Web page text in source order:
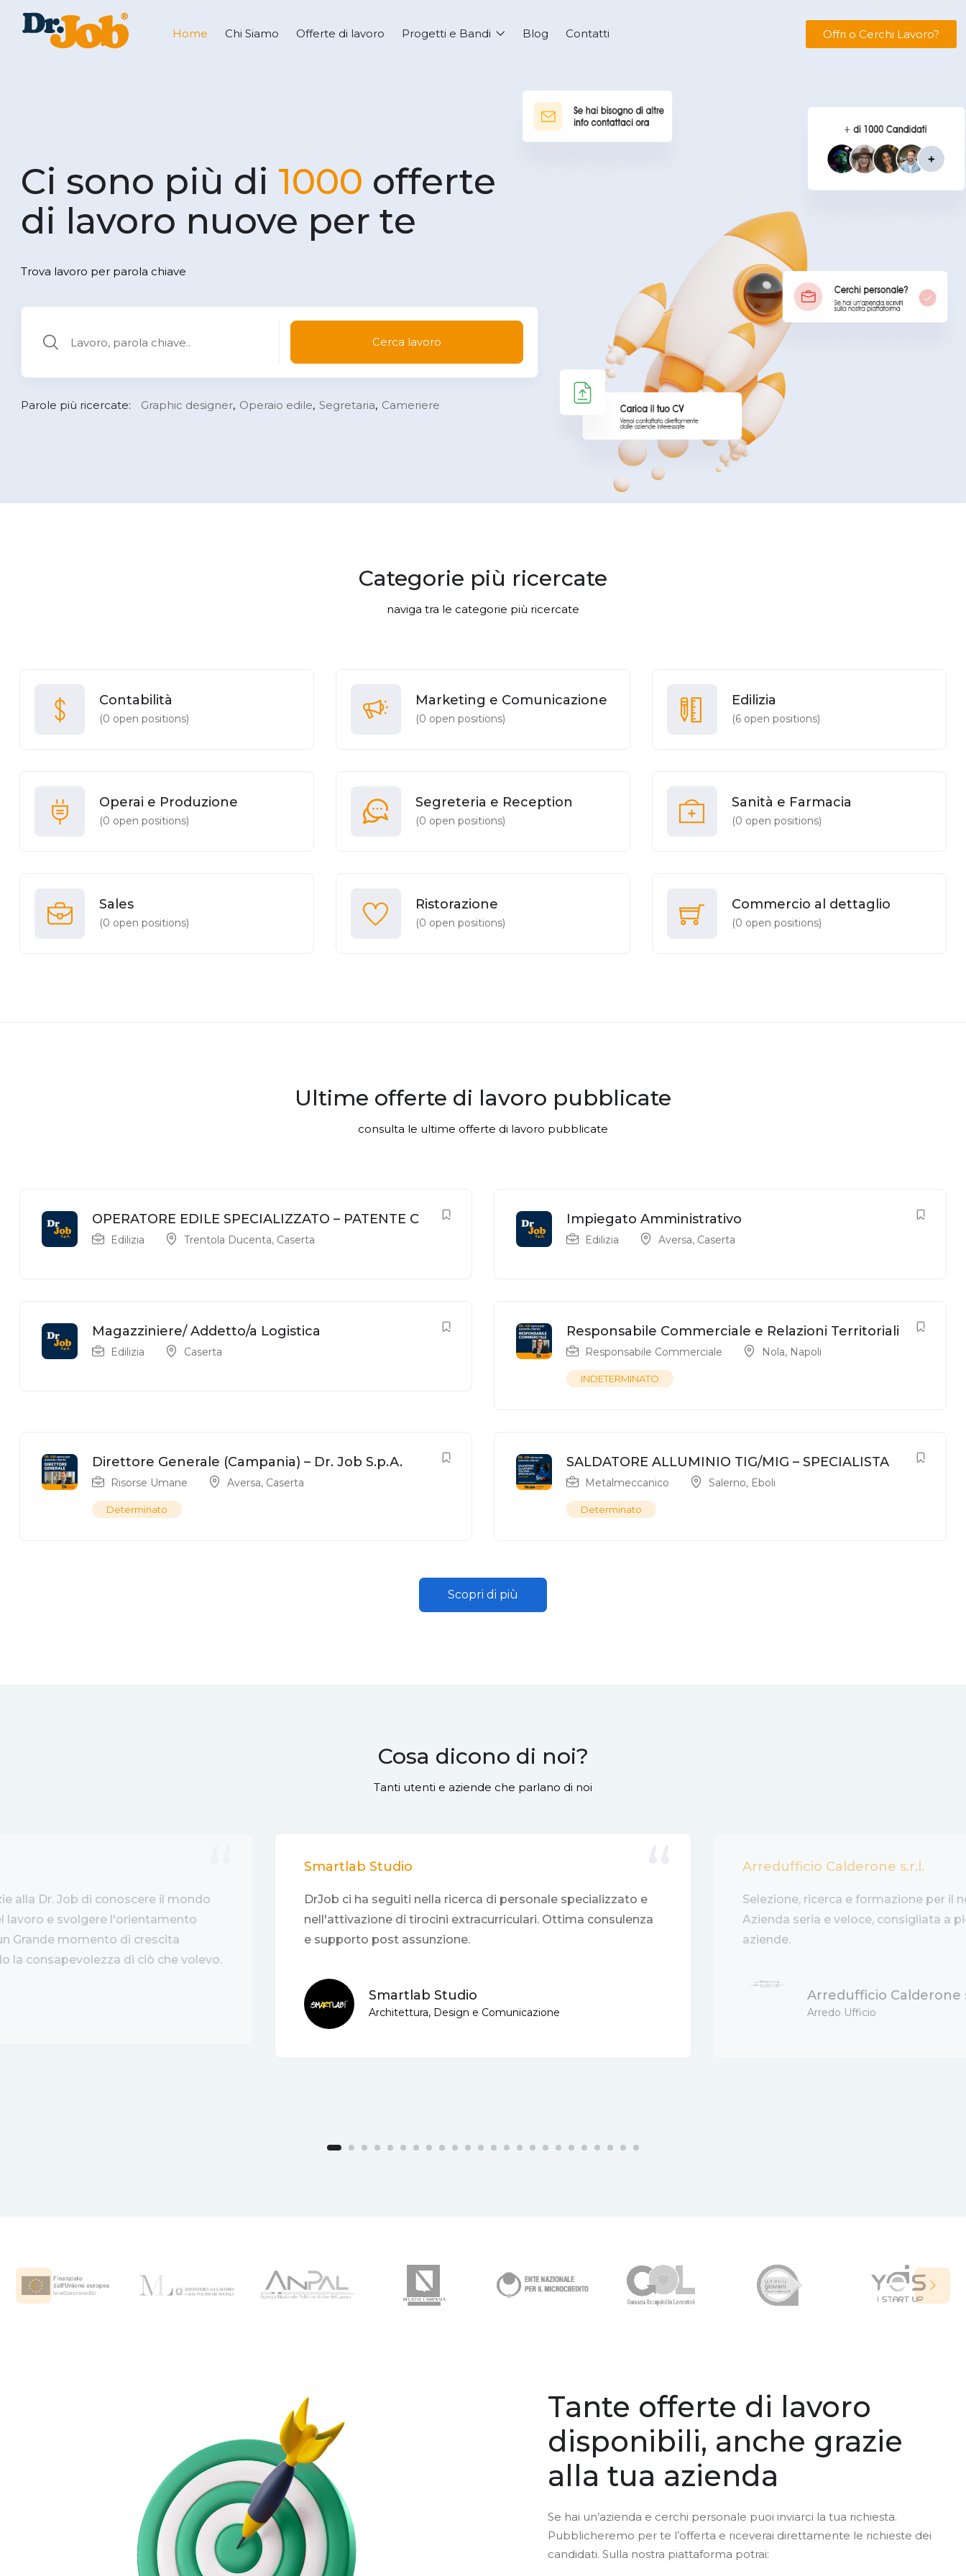
Home Chi Siamo Offerte di lavoro Progetti e Bandi Blog Contatti Offri o Cerchi Lavoro?
Ci sono più di 1000 offerte
di lavoro nuove per te
Trova lavoro per parola chiave
Cerca lavoro
Parole più ricercate: Graphic designer Operaio edile Segretaria Cameriere
Categorie più ricercate
naviga tra le categorie più ricercate
Contabilità
(0 open positions)
Operai e Produzione
(0 open positions)
Sales
(0 open positions)
Marketing e Comunicazione
(0 open positions)
Segreteria e Reception
(0 open positions)
Ristorazione
(0 open positions)
Edilizia
(6open positions)
Sanità e Farmacia
(0 open positions)
Commercio al dettaglio
(0 open positions)
Ultime offerte di lavoro pubblicate
consulta le ultime offerte di lavoro pubblicate
OPERATORE EDILE SPECIALIZZATO – PATENTE C
Edilizia Trentola Ducenta, Caserta
Impiegato Amministrativo
Edilizia Aversa, Caserta
Magazziniere/ Addetto/a Logistica
Edilizia Caserta
Responsabile Commerciale e Relazioni Territoriali
Responsabile Commerciale Nola, Napoli
INDETERMINATO
Direttore Generale (Campania) – Dr. Job S.p.A.
Risorse Umane Aversa, Caserta
Determinato
SALDATORE ALLUMINIO TIG/MIG – SPECIALISTA
Metalmeccanico Salerno, Eboli
Determinato
Scopri di più
Cosa dicono di noi?
Tanti utenti e aziende che parlano di noi
alla Dr. Job di conoscere il mondo
lavoro e svolgere l'orientamento
Grande momento di crescita
la consapevolezza di ciò che volevo.
Smartlab Studio
DrJob ci ha seguiti nella ricerca di personale specializzato e
nell'attivazione di tirocini extracurriculari. Ottima consulenza
e supporto post assunzione.
Smartlab Studio
Architettura, Design e Comunicazione
Arredufficio Calderone s.r.l.
Selezione, ricerca e formazione per il
Azienda seria e veloce, consigliata a
aziende.
Arredufficio Calderone
Arredo Ufficio
Tante offerte di lavoro
disponibili, anche grazie
alla tua azienda
Se hai un’azienda e cerchi personale puoi inviarci la tua richiesta.
Pubblicheremo per te l’offerta e riceverai direttamente le richieste dei
candidati. Sulla nostra piattaforma potrai: